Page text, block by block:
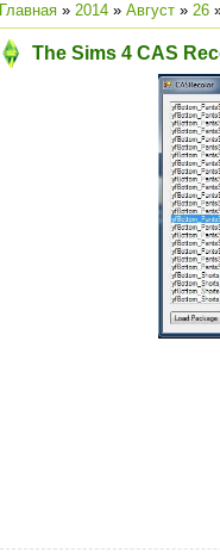
Главная » 2014 » Август » 26
The Sims 4 CAS